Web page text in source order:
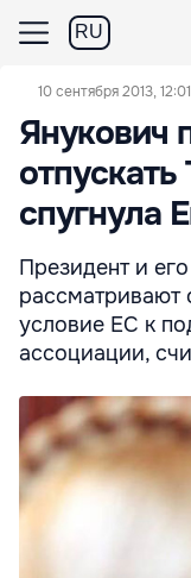
RU
10 сентября 2013, 12:01
Янукович
спугнула
Президент и
рассматривают
условие ЕС к
ассоциации,